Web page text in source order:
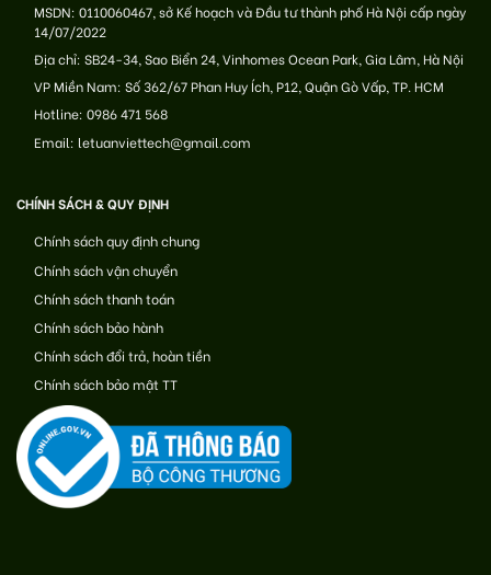
MSDN: 0110060467, sở Kế hoạch và Đầu tư thành phố Hà Nội cấp ngày
14/07/2022
Địa chỉ: SB24-34, Sao Biển 24, Vinhomes Ocean Park, Gia Lâm, Hà Nội
VP Miền Nam: Số 362/67 Phan Huy Ích, P12, Quận Gò Vấp, TP. HCM
Hotline: 0986 471 568
Email: letuanviettech@gmail.com
CHÍNH SÁCH & QUY ĐỊNH
Chính sách quy định chung
Chính sách vận chuyển
Chính sách thanh toán
Chính sách bảo hành
Chính sách đổi trả, hoàn tiền
Chính sách bảo mật TT